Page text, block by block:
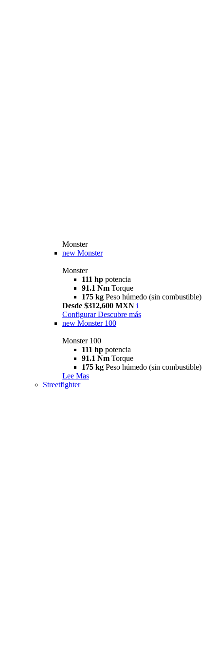
Monster
new Monster
Monster
111 hp potencia
91.1 Nm Torque
175 kg Peso húmedo (sin combustible)
Desde $312,600 MXN i
Configurar Descubre más
new Monster 100
Monster 100
111 hp potencia
91.1 Nm Torque
175 kg Peso húmedo (sin combustible)
Lee Mas
Streetfighter